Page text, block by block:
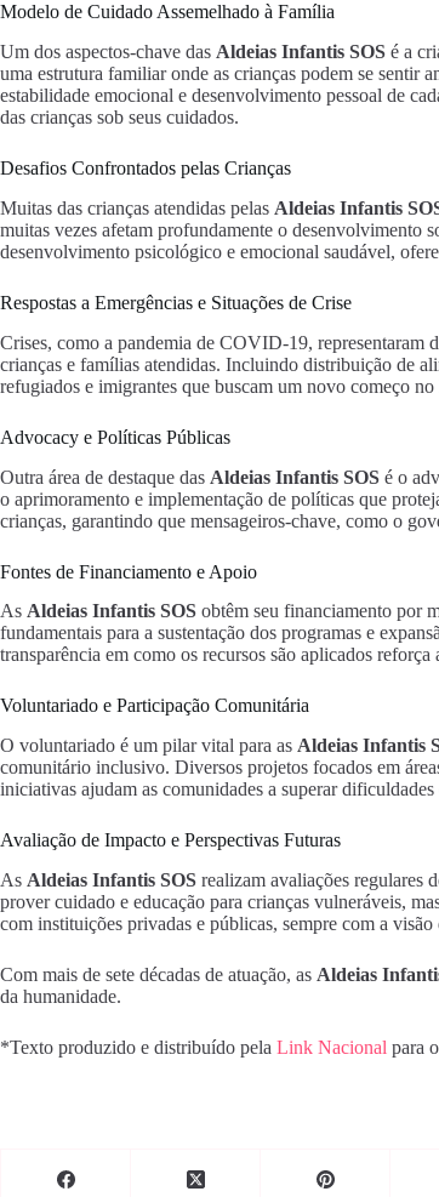
Modelo de Cuidado Assemelhado à Família
Um dos aspectos-chave das Aldeias Infantis SOS é a
uma estrutura familiar onde as crianças podem se sentir
estabilidade emocional e desenvolvimento pessoal de
das crianças sob seus cuidados.
Desafios Confrontados pelas Crianças
Muitas das crianças atendidas pelas Aldeias Infantis
muitas vezes afetam profundamente o desenvolvimento
desenvolvimento psicológico e emocional saudável,
Respostas a Emergências e Situações de Crise
Crises, como a pandemia de COVID-19, representaram
crianças e famílias atendidas. Incluindo distribuição de
refugiados e imigrantes que buscam um novo começo
Advocacy e Políticas Públicas
Outra área de destaque das Aldeias Infantis SOS é o
o aprimoramento e implementação de políticas que
crianças, garantindo que mensageiros-chave, como o
Fontes de Financiamento e Apoio
As Aldeias Infantis SOS obtêm seu financiamento por
fundamentais para a sustentação dos programas e
transparência em como os recursos são aplicados
Voluntariado e Participação Comunitária
O voluntariado é um pilar vital para as Aldeias Infantis
comunitário inclusivo. Diversos projetos focados em
iniciativas ajudam as comunidades a superar
Avaliação de Impacto e Perspectivas Futuras
As Aldeias Infantis SOS realizam avaliações regulares
prover cuidado e educação para crianças vulneráveis,
com instituições privadas e públicas, sempre com a
Com mais de sete décadas de atuação, as Aldeias
da humanidade.
*Texto produzido e distribuído pela Link Nacional para